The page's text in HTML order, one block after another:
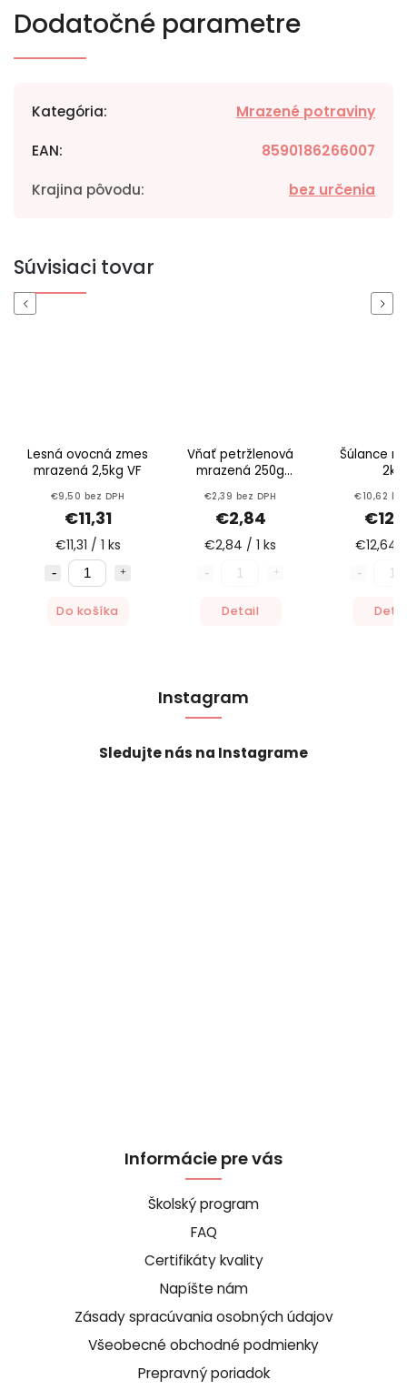
Dodatočné parametre
Kategória: Mrazené potraviny
EAN: 8590186266007
Krajina pôvodu: bez určenia
Súvisiaci tovar
Previous
Lesná ovocná zmes
mrazená 2,5kg VF
€9,50 bez DPH
€11,31
€11,31 / 1 ks
Do košíka
Vňať petržlenová
mrazená 250g
€2,39 bez DPH
€2,84
€2,84 / 1 ks
Detail
Šúlance
2kg
€10,62
€12,64 /
Next
Instagram
Sledujte nás na Instagrame
Informácie pre vás
Školský program
FAQ
Certifikáty kvality
Napíšte nám
Zásady spracúvania osobných údajov
Všeobecné obchodné podmienky
Prepravný poriadok